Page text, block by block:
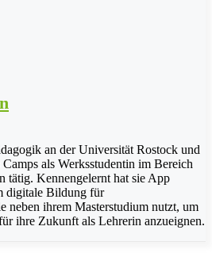
an der Universität Rostock und
als Werksstudentin im Bereich
tätig. Kennengelernt hat sie App
digitale Bildung für
neben ihrem Masterstudium nutzt, um
ihre Zukunft als Lehrerin anzueignen.